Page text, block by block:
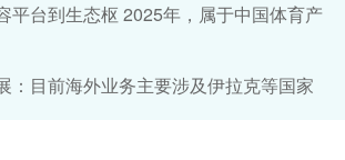
平台到生态枢 2025年，属于中国体育产
：目前海外业务主要涉及伊拉克等国家